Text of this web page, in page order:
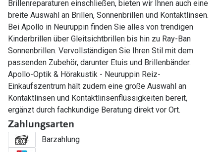
Brillenreparaturen einschließen, bieten wir Ihnen auch eine
breite Auswahl an Brillen, Sonnenbrillen und Kontaktlinsen.
Bei Apollo in Neuruppin finden Sie alles von trendigen
Kinderbrillen über Gleitsichtbrillen bis hin zu Ray-Ban
Sonnenbrillen. Vervollständigen Sie Ihren Stil mit dem
passenden Zubehör, darunter Etuis und Brillenbänder.
Apollo-Optik & Hörakustik - Neuruppin Reiz-
Einkaufszentrum hält zudem eine große Auswahl an
Kontaktlinsen und Kontaktlinsenflüssigkeiten bereit,
ergänzt durch fachkundige Beratung direkt vor Ort.
Zahlungsarten
Barzahlung